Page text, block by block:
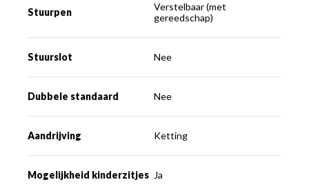
Stuurpen
Verstelbaar (met
gereedschap)
Stuurslot Nee
Dubbele standaard Nee
Aandrijving Ketting
Mogelijkheid kinderzitjes Ja